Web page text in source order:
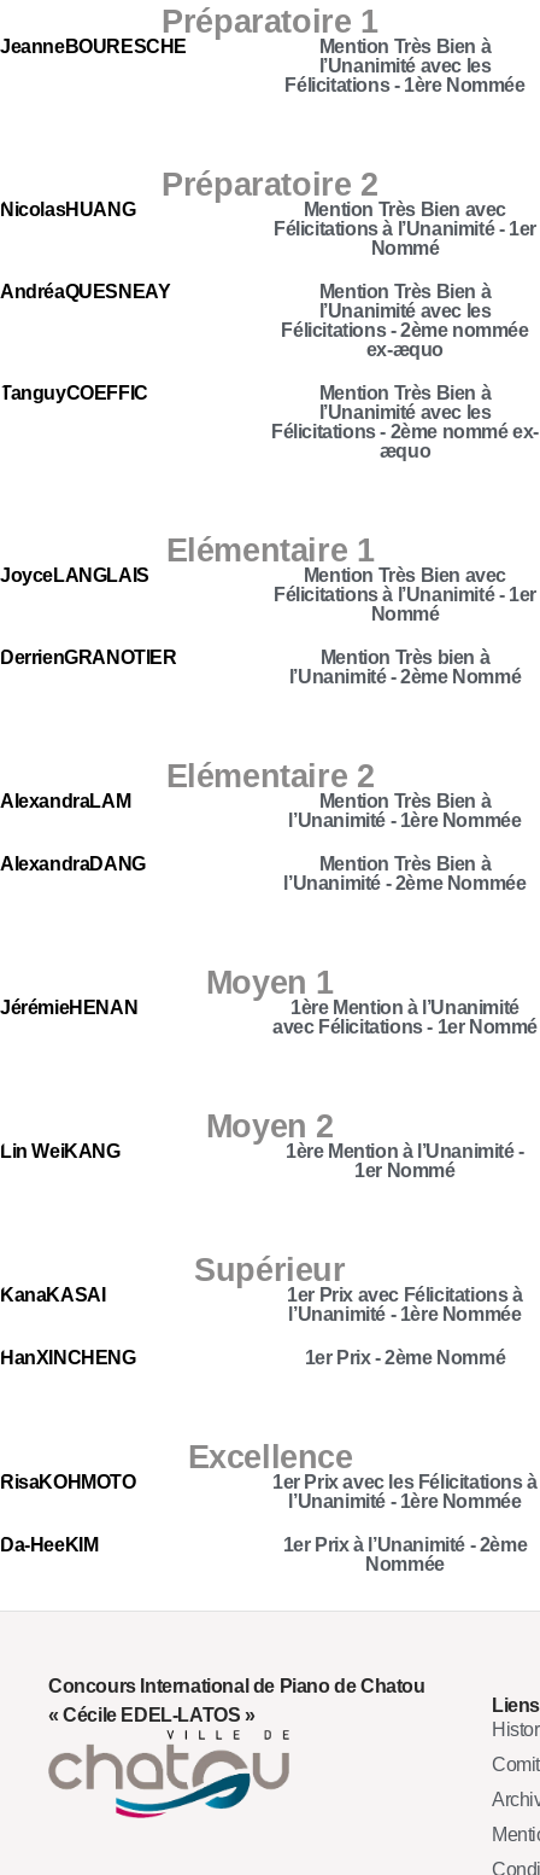
Préparatoire 1
JeanneBOURESCHE
Mention Très Bien à
l’Unanimité avec les
Félicitations - 1ère Nommée
Préparatoire 2
NicolasHUANG
Mention Très Bien avec
Félicitations à l’Unanimité - 1er
Nommé
AndréaQUESNEAY
Mention Très Bien à
l’Unanimité avec les
Félicitations - 2ème nommée
ex-æquo
TanguyCOËFFIC
Mention Très Bien à
l’Unanimité avec les
Félicitations - 2ème nommé ex-
æquo
Elémentaire 1
JoyceLANGLAIS
Mention Très Bien avec
Félicitations à l’Unanimité - 1er
Nommé
DerrienGRANOTIER
Mention Très bien à
l’Unanimité - 2ème Nommé
Elémentaire 2
AlexandraLAM
Mention Très Bien à
l’Unanimité - 1ère Nommée
AlexandraDANG
Mention Très Bien à
l’Unanimité - 2ème Nommée
Moyen 1
JérémieHENAN
1ère Mention à l’Unanimité
avec Félicitations - 1er Nommé
Moyen 2
Lin WeiKANG
1ère Mention à l’Unanimité -
1er Nommé
Supérieur
KanaKASAI
1er Prix avec Félicitations à
l’Unanimité - 1ère Nommée
HanXINCHENG 1er Prix - 2ème Nommé
Excellence
RisaKOHMOTO
1er Prix avec les Félicitations à
l’Unanimité - 1ère Nommée
Da-HeeKIM
1er Prix à l’Unanimité - 2ème
Nommée
Concours International de Piano de Chatou
« Cécile EDEL-LATOS »